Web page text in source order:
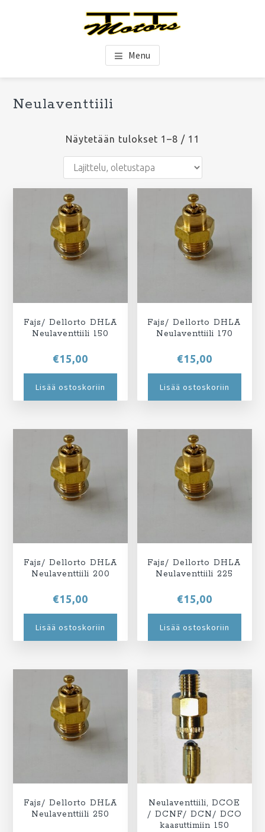
Menu
Neulaventtiili
Näytetään tulokset 1–8 / 11
Fajs/ Dellorto DHLA
Neulaventtiili 150
€15,00
Lisää ostoskoriin
Fajs/ Dellorto DHLA
Neulaventtiili 170
€15,00
Lisää ostoskoriin
Fajs/ Dellorto DHLA
Neulaventtiili 200
€15,00
Lisää ostoskoriin
Fajs/ Dellorto DHLA
Neulaventtiili 225
€15,00
Lisää ostoskoriin
Fajs/ Dellorto DHLA
Neulaventtiili 250
Neulaventtiili, DCOE
/ DCNF/ DCN/ DCO
kaasuttimiin 150
Ensisijainen